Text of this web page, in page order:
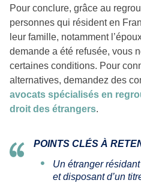
Pour conclure, grâce au
personnes qui résident en
leur famille, notamment
demande a été refusée, vous
certaines conditions. Pour
alternatives, demandez des
avocats spécialisés en
droit des étrangers.
POINTS CLÉS À
Un étranger
et disposant d’un